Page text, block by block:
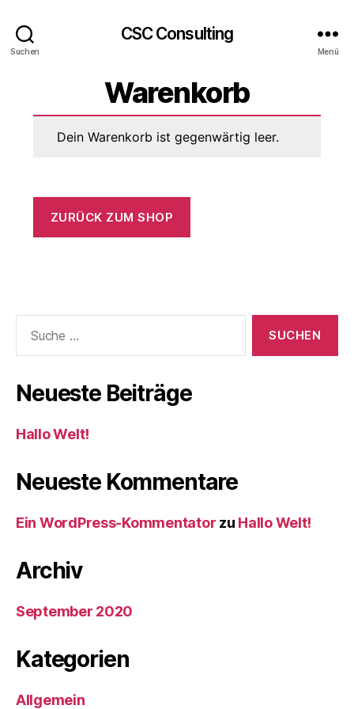
Suchen
CSC Consulting
Menü
Warenkorb
Dein Warenkorb ist gegenwärtig leer.
ZURÜCK ZUM SHOP
nach:
Neueste Beiträge
Hallo Welt!
Neueste Kommentare
Ein WordPress-Kommentator zu Hallo Welt!
Archiv
September 2020
Kategorien
Allgemein